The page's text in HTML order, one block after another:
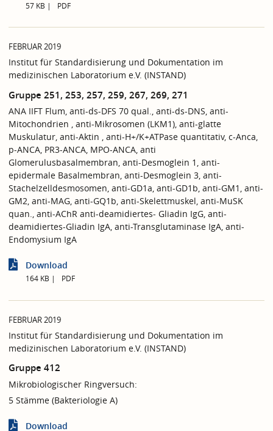
57 KB PDF
FEBRUAR 2019
Institut für Standardisierung und Dokumentation im
medizinischen Laboratorium e.V. (INSTAND)
Gruppe 251, 253, 257, 259, 267, 269, 271
ANA IIFT Flum, anti-ds-DFS 70 qual., anti-ds-DNS, anti-
Mitochondrien , anti-Mikrosomen (LKM1), anti-glatte
Muskulatur, anti-Aktin , anti-H+/K+ATPase quantitativ, c-Anca,
p-ANCA, PR3-ANCA, MPO-ANCA, anti
Glomerulusbasalmembran, anti-Desmoglein 1, anti-
epidermale Basalmembran, anti-Desmoglein 3, anti-
Stachelzelldesmosomen, anti-GD1a, anti-GD1b, anti-GM1, anti-
GM2, anti-MAG, anti-GQ1b, anti-Skelettmuskel, anti-MuSK
quan., anti-AChR anti-deamidiertes- Gliadin IgG, anti-
deamidiertes-Gliadin IgA, anti-Transglutaminase IgA, anti-
Endomysium IgA
Download
164 KB PDF
FEBRUAR 2019
Institut für Standardisierung und Dokumentation im
medizinischen Laboratorium e.V. (INSTAND)
Gruppe 412
Mikrobiologischer Ringversuch:
5 Stämme (Bakteriologie A)
Download